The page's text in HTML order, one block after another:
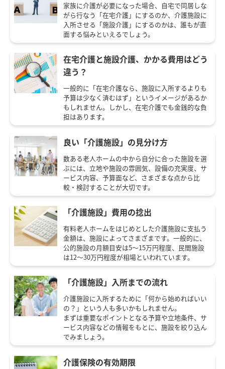
家族に介護が必要になった場合、自宅で同居しな
がら行なう「在宅介護」にするのか、介護施設に
入所させる「施設介護」にするのかは、誰もが直
面する悩みといえるでしょう。
在宅介護と施設介護、かかる費用はどう
違う？
一般的に「在宅介護なら、施設に入所するよりも
予算は少なく済むはず」というイメージがあるか
もしれません。しかし、在宅介護でも金銭的な負
担はあります。
良い「介護施設」の見分け方
数ある老人ホームの中から自分に合った施設を選
ぶには、立地や施設の雰囲気、設備の充実度、サ
ービス内容、予算面など、さまざまな点から比
較・検討することが大切です。
「介護施設」費用の捻出
有料老人ホームをはじめとした介護施設に支払う
金額は、施設によってさまざまです。一般的に、
公的施設の月額目安は5～15万円程度、民間施設
は12～30万円程度が相場といわれています。
「介護施設」入所までの流れ
介護施設に入所するために「何から始めればいい
の？」という人も多いかもしれません。
まずは重要なポイントとなる予算や立地条件、サ
ービス内容などの情報をもとに、施設を絞り込ん
でみましょう。
介護保険の有効期限